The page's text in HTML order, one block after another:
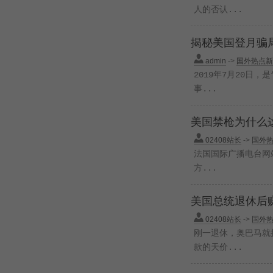
人的否认...
揭秘美国登月骗
admin -> 国外热点
2019年7月20日，
事...
美国禁枪为什么
02408站长 -> 国外
法国国际广播电台
方...
美国总统退休后
02408站长 -> 国外
刚一退休，奥巴马
款的天价...